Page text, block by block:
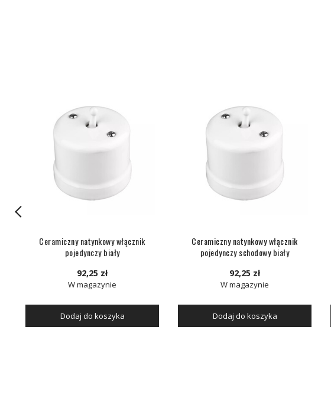
Ceramiczny natynkowy włącznik
pojedynczy biały
92,25 zł
W magazynie
Dodaj do koszyka
Ceramiczny natynkowy włącznik
pojedynczy schodowy biały
92,25 zł
W magazynie
Dodaj do koszyka